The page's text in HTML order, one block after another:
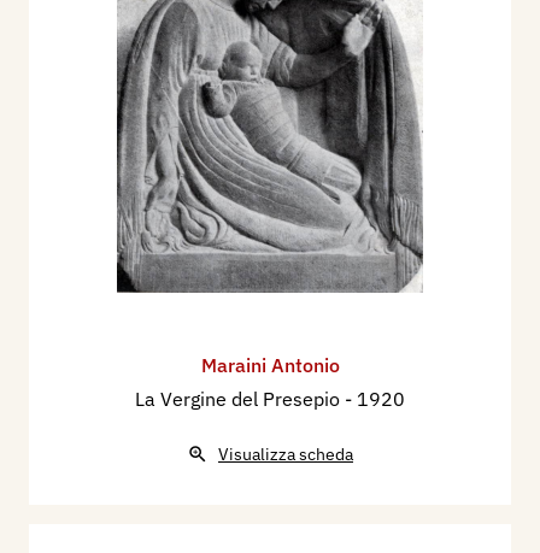
Maraini Antonio
La Vergine del Presepio - 1920
Visualizza scheda